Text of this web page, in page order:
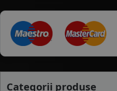
Categorii produse